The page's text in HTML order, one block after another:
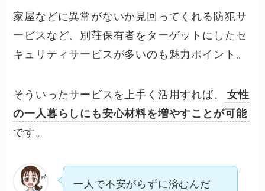
家屋などに異常がないか見回ってくれる防犯サ
ービスなど、別荘保有者をターゲットにしたセ
キュリティサービスが多いのも魅力ポイント。
そういったサービスを上手く活用すれば、
女性
の一人暮らしにも安心材料を増やすことが可能
です。
一人で不安がらずに済むんだ